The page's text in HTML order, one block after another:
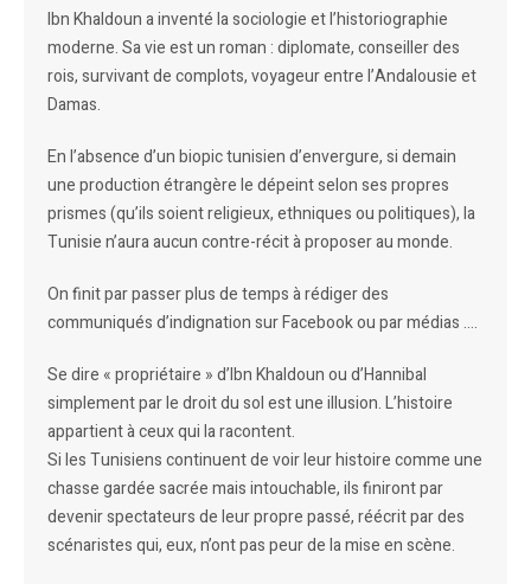
Ibn Khaldoun a inventé la sociologie et l’historiographie
moderne. Sa vie est un roman : diplomate, conseiller des
rois, survivant de complots, voyageur entre l’Andalousie et
Damas.
En l’absence d’un biopic tunisien d’envergure, si demain
une production étrangère le dépeint selon ses propres
prismes (qu’ils soient religieux, ethniques ou politiques), la
Tunisie n’aura aucun contre-récit à proposer au monde.
On finit par passer plus de temps à rédiger des
communiqués d’indignation sur Facebook ou par médias ….
Se dire « propriétaire » d’Ibn Khaldoun ou d’Hannibal
simplement par le droit du sol est une illusion. L’histoire
appartient à ceux qui la racontent.
Si les Tunisiens continuent de voir leur histoire comme une
chasse gardée sacrée mais intouchable, ils finiront par
devenir spectateurs de leur propre passé, réécrit par des
scénaristes qui, eux, n’ont pas peur de la mise en scène.